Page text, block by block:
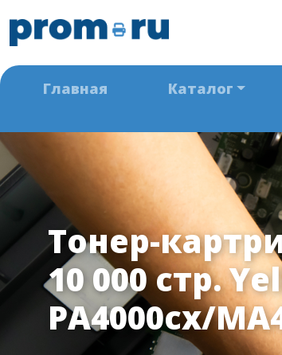
Главная Каталог
Тонер-
10 000 стр.
PA4000cx/